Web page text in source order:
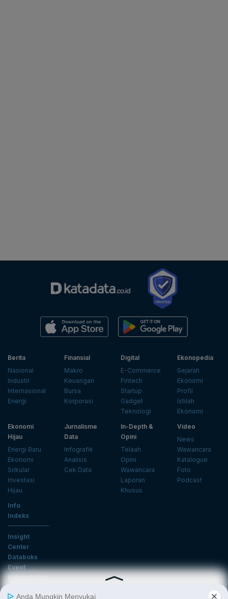
Berita
Nasional
Industri
Internasional
Energi
Finansial
Makro
Keuangan
Bursa
Korporasi
Digital
E-Commerce
Fintech
Startup
Gadget
Teknologi
Ekonopedia
Sejarah
Ekonomi
Profil
Istilah
Ekonomi
Ekonomi
Hijau
Energi Baru
Ekonomi
Sirkular
Investasi
Hijau
Jurnalisme
Data
Infografik
Analisis
Cek Data
In-Depth &
Opini
Telaah
Opini
Wawancara
Laporan
Khusus
Video
News
Wawancara
Katalogue
Foto
Podcast
Info
Indeks
Insight
Center
Databoks
Event
KatadataOto